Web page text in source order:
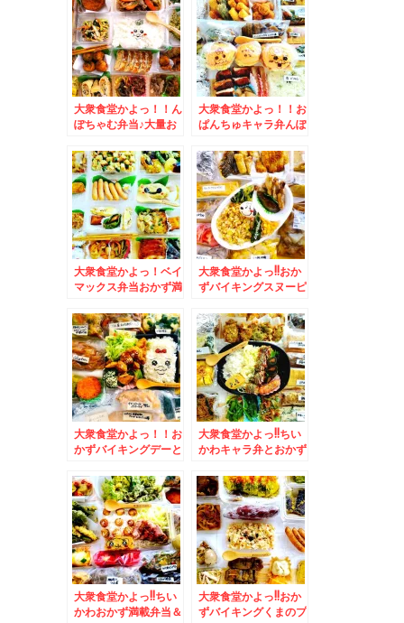
「もりそば駅弁」(*
´艸`*)できたてなのよ
～♪
食」「ほっけフライ」
「とり皮ポン酢」(*
´艸`*)
大衆食堂かよっ！！ん
ぽちゃむ弁当♪大量お
グ「ゲートイン」さん
の「モーニングセッ
ト」お洒落で盛りだく
さん(*´艸`*)
大衆食堂かよっ！！お
ぱんちゅキャラ弁んぽ
町絶品和菓子洋菓子
「くら屋」さんの砂糖
不使用「木彫り熊最
中」絶品！！と「どら
焼き」と「カステラ」
♪
大衆食堂かよっ！ベイ
マックス弁当おかず満
が美味しいと思うお店
(*´艸`*)ランチタイム
しか営業されてないで
すよ～
大衆食堂かよっ!!おか
ずバイキングスヌーピ
三平」さんの「塩ラー
メン」がやっぱり美味
しすぎるっ(*´艸`*)
大衆食堂かよっ！！お
かずバイキングデーと
＆簡単だけど病みつき
になる朝ごはんレシピ
♪レタス納豆ど～ん♪(*
´艸`*)
大衆食堂かよっ!!ちい
かわキャラ弁とおかず
町「popoteポポッ
ト」さんの「しょうが
焼き定食」(*´艸`*)
大衆食堂かよっ!!ちい
かわおかず満載弁当＆
大衆食堂かよっ!!おか
ずバイキングくまのプ